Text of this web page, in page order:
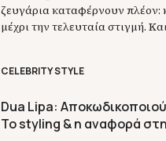
ζευγάρια καταφέρνουν πλέον:
μέχρι την τελευταία στιγμή.
CELEBRITY STYLE
Dua Lipa:
Το styling & η αναφορά